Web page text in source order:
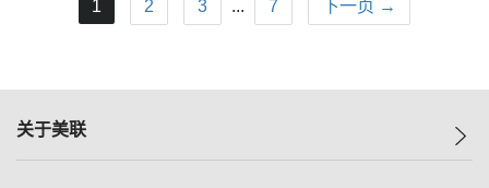
1 2 3 ... 7 下一页 →
关于美联